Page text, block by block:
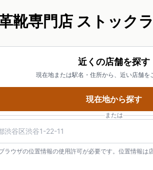
靴専門店 ストック
近くの店舗を探す
現在地または駅名・住所から、近い店舗を
現在地から探す
または
ラウザの位置情報の使用許可が必要です。位置情報は